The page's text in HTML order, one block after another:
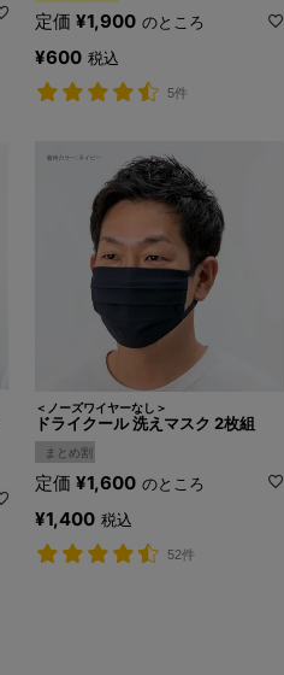
定価 ¥1,900 のところ
¥600 税込
5件
＜ノーズワイヤーなし＞
ドライクール 洗えマスク 2枚組
まとめ割
定価 ¥1,600 のところ
¥1,400 税込
52件